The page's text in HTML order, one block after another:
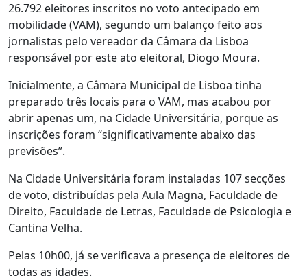
26.792 eleitores inscritos no voto antecipado em
mobilidade (VAM), segundo um balanço feito aos
jornalistas pelo vereador da Câmara da Lisboa
responsável por este ato eleitoral, Diogo Moura.
Inicialmente, a Câmara Municipal de Lisboa tinha
preparado três locais para o VAM, mas acabou por
abrir apenas um, na Cidade Universitária, porque as
inscrições foram “significativamente abaixo das
previsões”.
Na Cidade Universitária foram instaladas 107 secções
de voto, distribuídas pela Aula Magna, Faculdade de
Direito, Faculdade de Letras, Faculdade de Psicologia e
Cantina Velha.
Pelas 10h00, já se verificava a presença de eleitores de
todas as idades.